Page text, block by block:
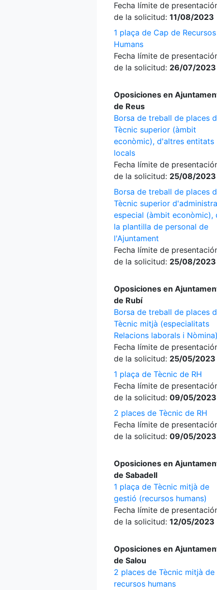
Fecha límite de
de la solicitud: 11/08/2023
1 plaça de Cap de Recursos
Humans
Fecha límite de
de la solicitud: 26/07/2023
Oposiciones en
de Reus
Borsa de treball de places
Tècnic superior (àmbit
econòmic), d'altres entitats
locals
Fecha límite de
de la solicitud: 25/08/2023
Borsa de treball de places
Tècnic superior
especial (àmbit econòmic),
la plantilla de personal de
l'Ajuntament
Fecha límite de
de la solicitud: 25/08/2023
Oposiciones en
de Rubí
Borsa de treball de places
Tècnic mitjà (especialitats
Relacions laborals i
Fecha límite de
de la solicitud: 25/05/2023
1 plaça de Tècnic de RH
Fecha límite de
de la solicitud: 09/05/2023
2 places de Tècnic de RH
Fecha límite de
de la solicitud: 09/05/2023
Oposiciones en
de Sabadell
1 plaça de Tècnic mitjà de
gestió (recursos humans)
Fecha límite de
de la solicitud: 12/05/2023
Oposiciones en
de Salou
2 places de Tècnic mitjà de
recursos humans